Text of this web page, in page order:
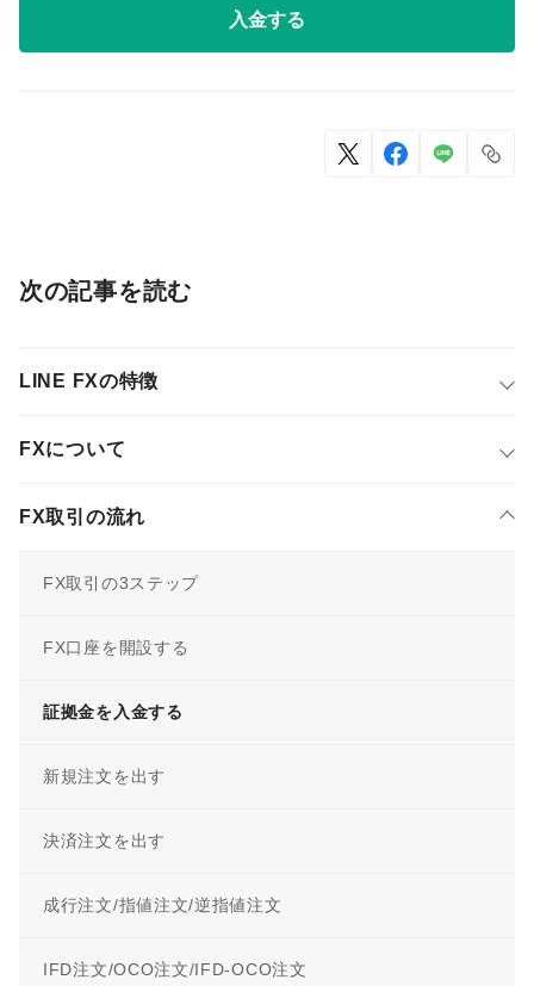
入金する
次の記事を読む
LINE FXの特徴
FXについて
FX取引の流れ
FX取引の3ステップ
FX口座を開設する
証拠金を入金する
新規注文を出す
決済注文を出す
成行注文/指値注文/逆指値注文
IFD注文/OCO注文/IFD-OCO注文